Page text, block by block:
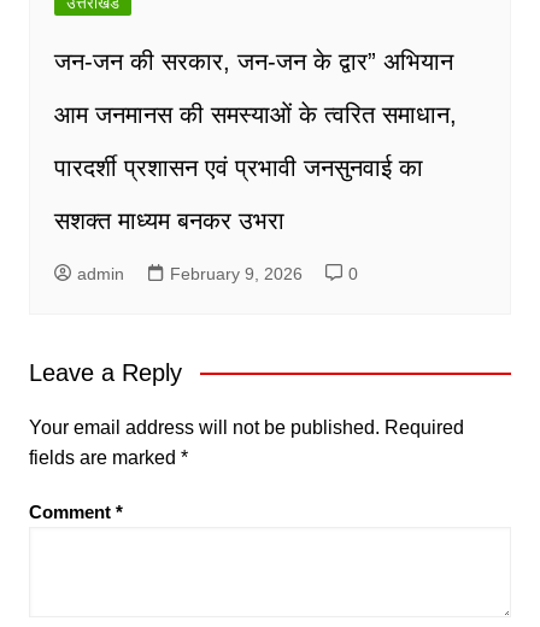
जन-जन की सरकार, जन-जन के द्वार” अभियान
आम जनमानस की समस्याओं के त्वरित समाधान,
पारदर्शी प्रशासन एवं प्रभावी जनसुनवाई का
सशक्त माध्यम बनकर उभरा
admin February 9, 2026 0
Leave a Reply
Your email address will not be published. Required
fields are marked *
Comment *